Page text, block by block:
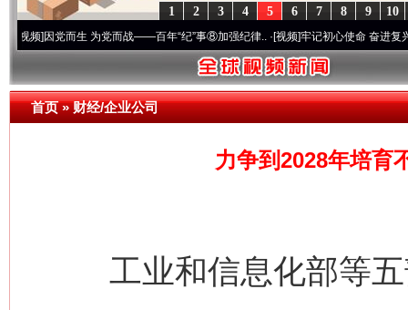
10
9
8
7
6
5
4
3
2
1
党而生 为党而战——百年“纪”事⑧加强纪律..·[视频]牢记初心使命 奋进复兴征程丨“
首页»财经/企业公司
力争到2028年培育
工业和信息化部等五